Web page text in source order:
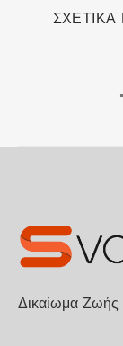
Δικαίωμα